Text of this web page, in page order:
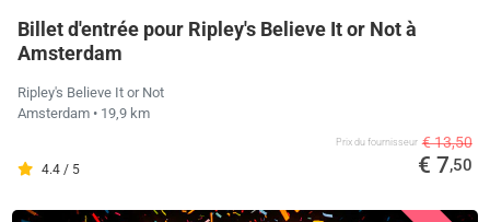
Billet d'entrée pour Ripley's Believe It or Not à
Amsterdam
Ripley's Believe It or Not
Amsterdam • 19,9 km
4.4 / 5
Prix ​​du fournisseur € 13,50
€ 7,50